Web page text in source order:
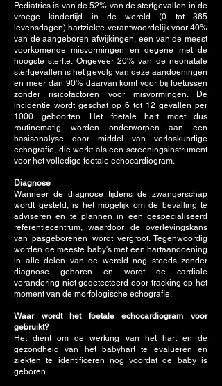
Pediatrics is van de 52% van de sterfgevallen in de
vroege kindertijd in de wereld (0 tot 365
levensdagen) hartziekte verantwoordelijk voor 40%
van de aangeboren afwijkingen, een van de meest
voorkomende misvormingen en degene met de
hoogste sterfte. Ongeveer 20% van de neonatale
sterfgevallen is het gevolg van deze aandoeningen
en meer dan 90% daarvan komt voor bij foetussen
zonder risicofactoren voor misvormingen. De
incidentie wordt geschat op 6 tot 12 gevallen per
1000 geboorten. Het foetale hart moet dus
routinematig worden onderworpen aan een
basisanalyse door middel van verloskundige
echografie, die werkt als een screeningsinstrument
voor het volledige foetale echocardiogram.
Diagnose
Wanneer de diagnose tijdens de zwangerschap
wordt gesteld, is het mogelijk om de bevalling te
adviseren en te plannen in een gespecialiseerd
referentiecentrum, waardoor de overlevingskans
van pasgeborenen wordt vergroot. Tegenwoordig
worden de meeste baby's met een hartaandoening
in alle delen van de wereld nog steeds zonder
diagnose geboren en wordt de cardiale
verandering niet gedetecteerd door tracking op het
moment van de morfologische echografie.
Waar wordt het foetale echocardiogram voor
gebruikt?
Het dient om de werking van het hart en de
gezondheid van het babyhart te evalueren en
ziekten te identificeren nog voordat de baby is
geboren.